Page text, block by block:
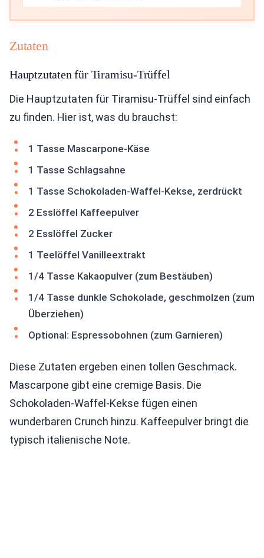
Zutaten
Hauptzutaten für Tiramisu-Trüffel
Die Hauptzutaten für Tiramisu-Trüffel sind einfach
zu finden. Hier ist, was du brauchst:
1 Tasse Mascarpone-Käse
1 Tasse Schlagsahne
1 Tasse Schokoladen-Waffel-Kekse, zerdrückt
2 Esslöffel Kaffeepulver
2 Esslöffel Zucker
1 Teelöffel Vanilleextrakt
1/4 Tasse Kakaopulver (zum Bestäuben)
1/4 Tasse dunkle Schokolade, geschmolzen (zum
Überziehen)
Optional: Espressobohnen (zum Garnieren)
Diese Zutaten ergeben einen tollen Geschmack.
Mascarpone gibt eine cremige Basis. Die
Schokoladen-Waffel-Kekse fügen einen
wunderbaren Crunch hinzu. Kaffeepulver bringt die
typisch italienische Note.